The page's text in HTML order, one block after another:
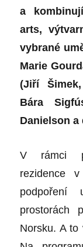
a
arts,
vybrané
Marie
(Jiří
Bára
Danielson a
V rámci
rezidence
prostorách
Norsku. A to